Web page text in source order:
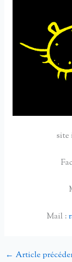
site
Mail :
← Article